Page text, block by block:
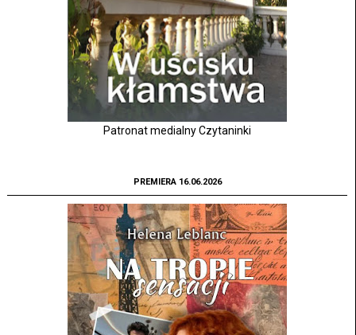
Patronat medialny Czytaninki
PREMIERA 16.06.2026